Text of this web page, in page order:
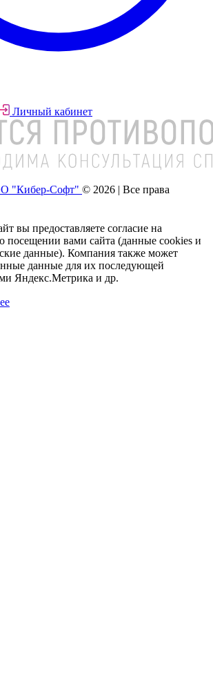
Личный кабинет
"Кибер-Софт" © 2026 | Все права
вы предоставляете согласие на
посещении вами сайта (данные cookies и
данные). Компания также может
данные для их последующей
Яндекс.Метрика и др.